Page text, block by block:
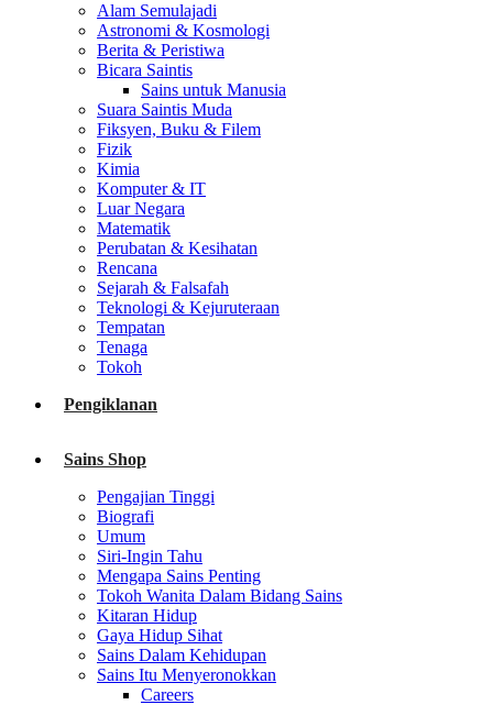
Alam Semulajadi
Astronomi & Kosmologi
Berita & Peristiwa
Bicara Saintis
Sains untuk Manusia
Suara Saintis Muda
Fiksyen, Buku & Filem
Fizik
Kimia
Komputer & IT
Luar Negara
Matematik
Perubatan & Kesihatan
Rencana
Sejarah & Falsafah
Teknologi & Kejuruteraan
Tempatan
Tenaga
Tokoh
Pengiklanan
Sains Shop
Pengajian Tinggi
Biografi
Umum
Siri-Ingin Tahu
Mengapa Sains Penting
Tokoh Wanita Dalam Bidang Sains
Kitaran Hidup
Gaya Hidup Sihat
Sains Dalam Kehidupan
Sains Itu Menyeronokkan
Careers